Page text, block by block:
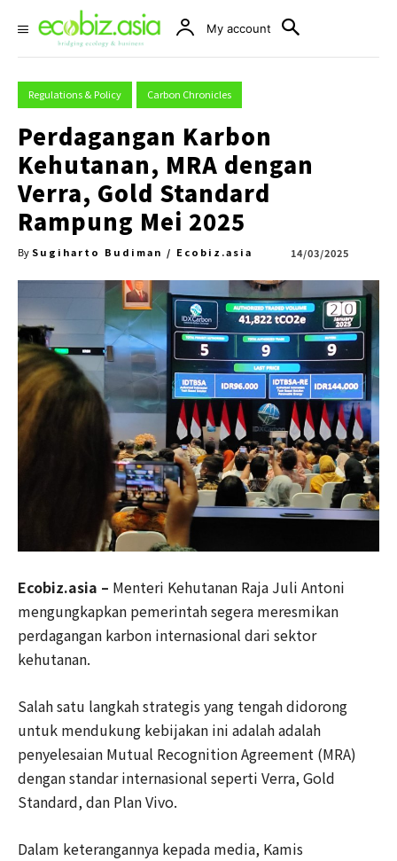
My account
Regulations & Policy Carbon Chronicles
Perdagangan Karbon
Kehutanan, MRA dengan
Verra, Gold Standard
Rampung Mei 2025
By Sugiharto Budiman / Ecobiz.asia 14/03/2025
Ecobiz.asia – Menteri Kehutanan Raja Juli Antoni
mengungkapkan pemerintah segera meresmikan
perdagangan karbon internasional dari sektor
kehutanan.
Salah satu langkah strategis yang tengah didorong
untuk mendukung kebijakan ini adalah adalah
penyelesaian Mutual Recognition Agreement (MRA)
dengan standar internasional seperti Verra, Gold
Standard, dan Plan Vivo.
Dalam keterangannya kepada media, Kamis